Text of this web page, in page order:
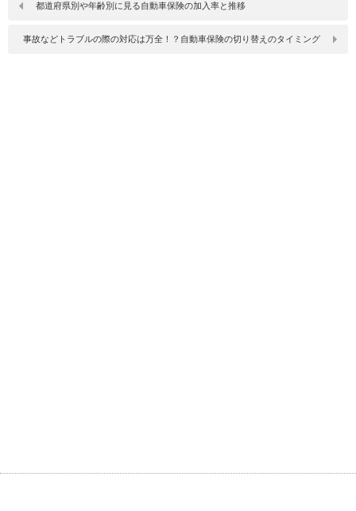
都道府県別や年齢別に見る自動車保険の加入率と推移
事故などトラブルの際の対応は万全！？自動車保険の切り替えのタイミング